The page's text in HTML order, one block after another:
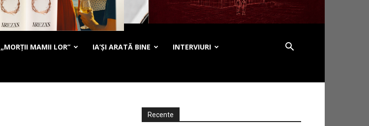
„MORȚII MAMII LOR” IA’ȘI ARATĂ BINE INTERVIURI
Recente